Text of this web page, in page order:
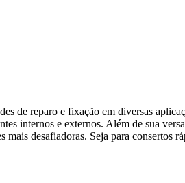
de reparo e fixação em diversas
internos e externos. Além de sua
desafiadoras. Seja para consertos